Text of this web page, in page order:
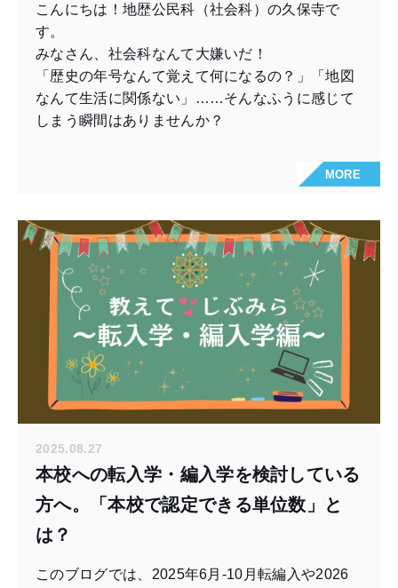
こんにちは！地歴公民科（社会科）の久保寺で
す。
みなさん、社会科なんて大嫌いだ！
「歴史の年号なんて覚えて何になるの？」「地図
なんて生活に関係ない」……そんなふうに感じて
しまう瞬間はありませんか？
MORE
2025.08.27
本校への転入学・編入学を検討している
方へ。「本校で認定できる単位数」と
は？
このブログでは、2025年6月-10月転編入や2026